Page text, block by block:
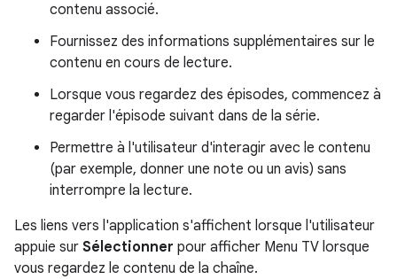
contenu associé.
Fournissez des informations supplémentaires sur le
contenu en cours de lecture.
Lorsque vous regardez des épisodes, commencez à
regarder l'épisode suivant dans de la série.
Permettre à l'utilisateur d'interagir avec le contenu
(par exemple, donner une note ou un avis) sans
interrompre la lecture.
Les liens vers l'application s'affichent lorsque l'utilisateur
appuie sur Sélectionner pour afficher Menu TV lorsque
vous regardez le contenu de la chaîne.